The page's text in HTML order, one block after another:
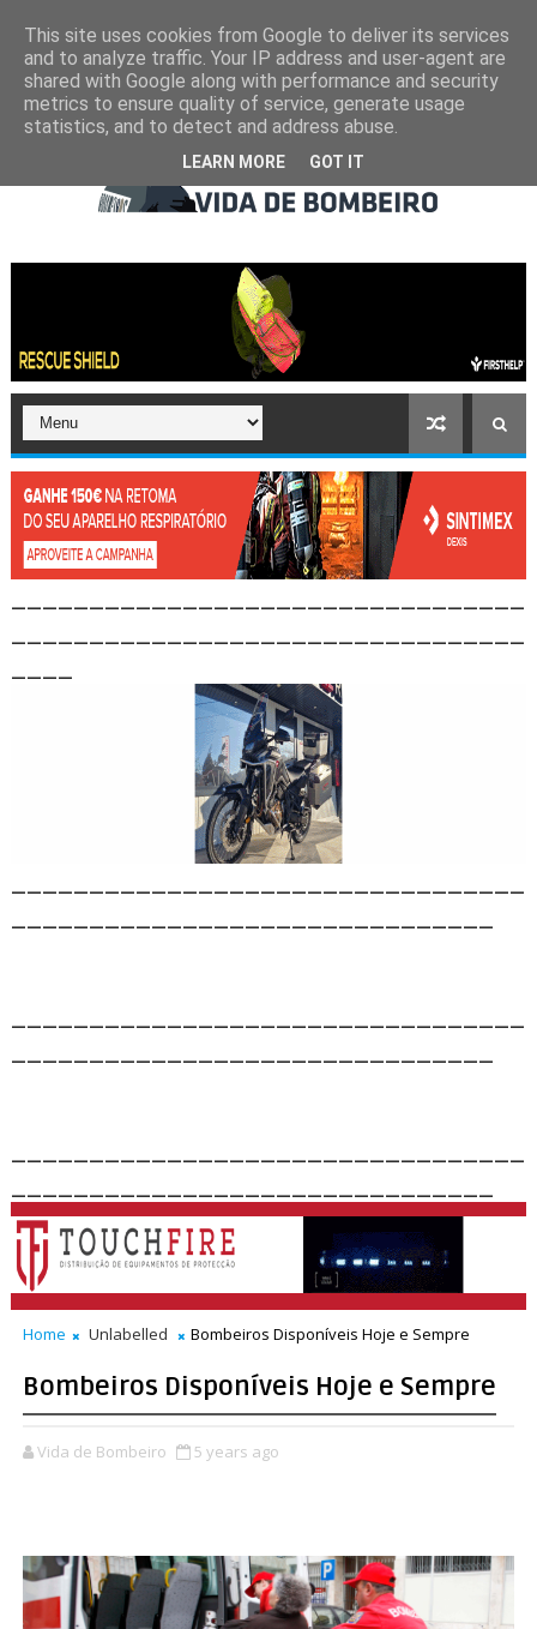
Home Unlabelled Bombeiros Disponíveis Hoje e Sempre
Bombeiros Disponíveis Hoje e Sempre
Vida de Bombeiro 5 years ago
This site uses cookies from Google to deliver its services
and to analyze traffic. Your IP address and user-agent are
shared with Google along with performance and security
metrics to ensure quality of service, generate usage
statistics, and to detect and address abuse.
LEARN MORE GOT IT